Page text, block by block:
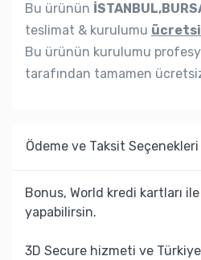
Bu ürünün
teslimat & kurulumu
Bu ürünün kurulumu
tarafından tamamen ücretsiz
Ödeme ve Taksit Seçenekleri
Bonus, World kredi kartları
yapabilirsin.
3D Secure hizmeti ve